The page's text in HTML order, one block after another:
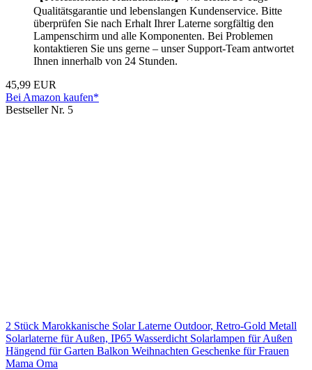
Qualitätsgarantie und lebenslangen Kundenservice. Bitte
überprüfen Sie nach Erhalt Ihrer Laterne sorgfältig den
Lampenschirm und alle Komponenten. Bei Problemen
kontaktieren Sie uns gerne – unser Support-Team antwortet
Ihnen innerhalb von 24 Stunden.
45,99 EUR
Bei Amazon kaufen*
Bestseller Nr. 5
2 Stück Marokkanische Solar Laterne Outdoor, Retro-Gold Metall
Solarlaterne für Außen, IP65 Wasserdicht Solarlampen für Außen
Hängend für Garten Balkon Weihnachten Geschenke für Frauen
Mama Oma